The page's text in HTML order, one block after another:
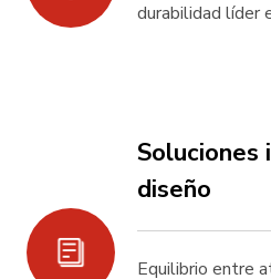
durabilidad líder
Soluciones
diseño
Equilibrio entre